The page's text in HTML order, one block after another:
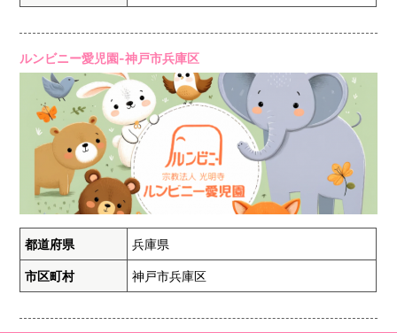
ルンビニー愛児園-神戸市兵庫区
都道府県 兵庫県
市区町村 神戸市兵庫区